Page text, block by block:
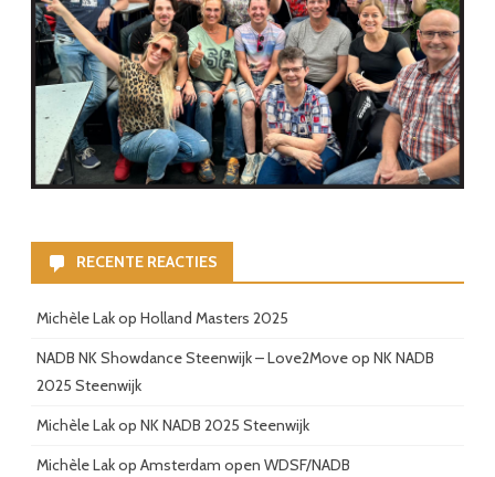
RECENTE REACTIES
Michèle Lakop Holland Masters 2025
NADB NK Showdance Steenwijk – Love2Moveop NK NADB
2025 Steenwijk
Michèle Lakop NK NADB 2025 Steenwijk
Michèle Lakop Amsterdam open WDSF/NADB